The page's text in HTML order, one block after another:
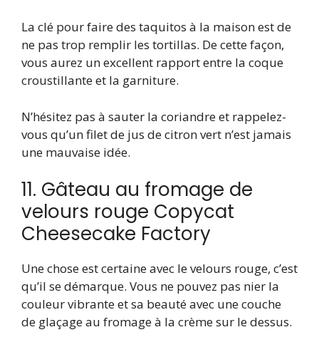
La clé pour faire des taquitos à la maison est de
ne pas trop remplir les tortillas. De cette façon,
vous aurez un excellent rapport entre la coque
croustillante et la garniture.
N’hésitez pas à sauter la coriandre et rappelez-
vous qu’un filet de jus de citron vert n’est jamais
une mauvaise idée.
11. Gâteau au fromage de
velours rouge Copycat
Cheesecake Factory
Une chose est certaine avec le velours rouge, c’est
qu’il se démarque. Vous ne pouvez pas nier la
couleur vibrante et sa beauté avec une couche
de glaçage au fromage à la crème sur le dessus.